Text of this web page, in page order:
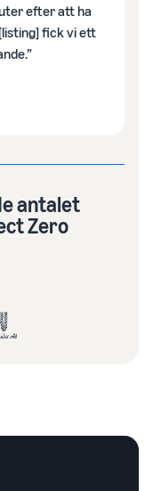
efter att ha
fick vi ett
antalet
Zero